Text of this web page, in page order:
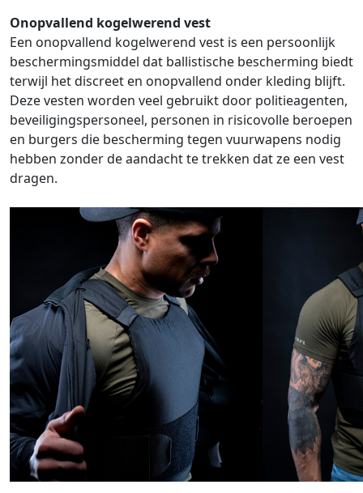
Onopvallend kogelwerend vest
Een onopvallend kogelwerend vest is een persoonlijk
beschermingsmiddel dat ballistische bescherming biedt
terwijl het discreet en onopvallend onder kleding blijft.
Deze vesten worden veel gebruikt door politieagenten,
beveiligingspersoneel, personen in risicovolle beroepen
en burgers die bescherming tegen vuurwapens nodig
hebben zonder de aandacht te trekken dat ze een vest
dragen.